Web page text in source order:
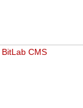
BitLab CMS